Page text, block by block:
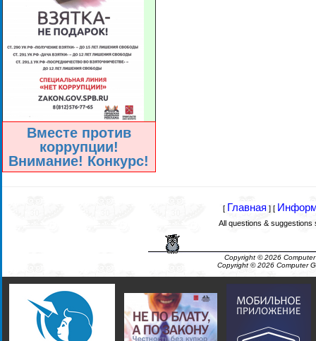
Вместе против
коррупции!
Внимание! Конкурс!
[ Главная ] [
All questions &
Copyright © 2026
Copyright © 2026 Computer